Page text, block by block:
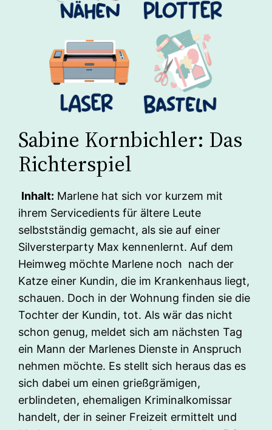
Sabine Kornbichler: Das
Richterspiel
Inhalt: Marlene hat sich vor kurzem mit
ihrem Servicedients für ältere Leute
selbstständig gemacht, als sie auf einer
Silversterparty Max kennenlernt. Auf dem
Heimweg möchte Marlene noch nach der
Katze einer Kundin, die im Krankenhaus liegt,
schauen. Doch in der Wohnung finden sie die
Tochter der Kundin, tot. Als wär das nicht
schon genug, meldet sich am nächsten Tag
ein Mann der Marlenes Dienste in Anspruch
nehmen möchte. Es stellt sich heraus das es
sich dabei um einen grießgrämigen,
erblindeten, ehemaligen Kriminalkomissar
handelt, der in seiner Freizeit ermittelt und